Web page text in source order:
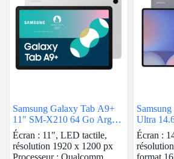
Samsung Galaxy Tab A9+
11″ SM-X210 64 Go Argent
Wi-Fi
Écran : 11″, LED tactile,
résolution 1920 x 1200 px
Processeur : Qualcomm
Ultra
Go Gris
Écran :
format